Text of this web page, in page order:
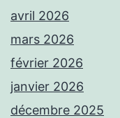
avril 2026
mars 2026
février 2026
janvier 2026
décembre 2025